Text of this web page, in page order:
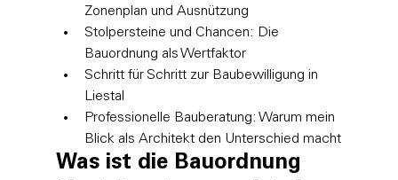
Zonenplan und Ausnützung
Stolpersteine und Chancen: Die
Bauordnung als Wertfaktor
Schritt für Schritt zur Baubewilligung in
Liestal
Professionelle Bauberatung: Warum mein
Blick als Architekt den Unterschied macht
Was ist die Bauordnung